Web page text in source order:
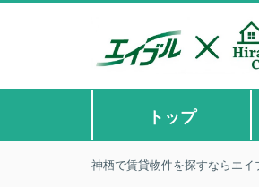
トップ
神栖で賃貸物件を探すならエ